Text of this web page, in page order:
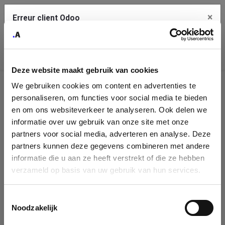
Deze website maakt gebruik van cookies
We gebruiken cookies om content en advertenties te
personaliseren, om functies voor social media te bieden
en om ons websiteverkeer te analyseren. Ook delen we
informatie over uw gebruik van onze site met onze
partners voor social media, adverteren en analyse. Deze
partners kunnen deze gegevens combineren met andere
informatie die u aan ze heeft verstrekt of die ze hebben
verzameld op basis van uw gebruik van hun services.
Noodzakelijk
Identification
de
l'entreprise
Please fill in your company details
form. If you don't find your company in our database, you can create
a new company record with the button below.
Erreur client Odoo ×
Une erreur s'est produite
Utilisez le bouton Copier pour reporter cette erreur à votre
service de support.
Voir les détails
Ok